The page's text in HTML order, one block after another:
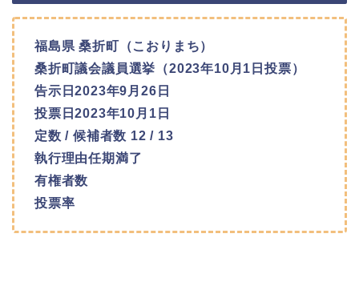
福島県 桑折町（こおりまち）
桑折町議会議員選挙（2023年10月1日投票）
告示日2023年9月26日
投票日2023年10月1日
定数 / 候補者数 12 / 13
執行理由任期満了
有権者数
投票率